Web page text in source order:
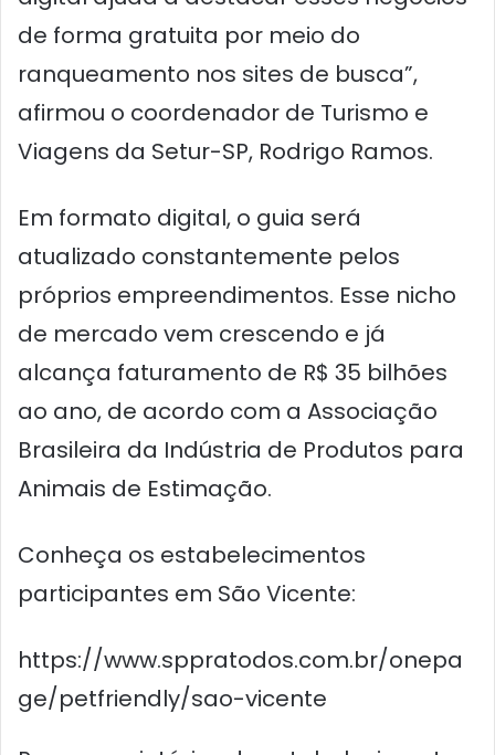
de forma gratuita por meio do
ranqueamento nos sites de busca”,
afirmou o coordenador de Turismo e
Viagens da Setur-SP, Rodrigo Ramos.
Em formato digital, o guia será
atualizado constantemente pelos
próprios empreendimentos. Esse nicho
de mercado vem crescendo e já
alcança faturamento de R$ 35 bilhões
ao ano, de acordo com a Associação
Brasileira da Indústria de Produtos para
Animais de Estimação.
Conheça os estabelecimentos
participantes em São Vicente:
https://www.sppratodos.com.br/onepa
ge/petfriendly/sao-vicente